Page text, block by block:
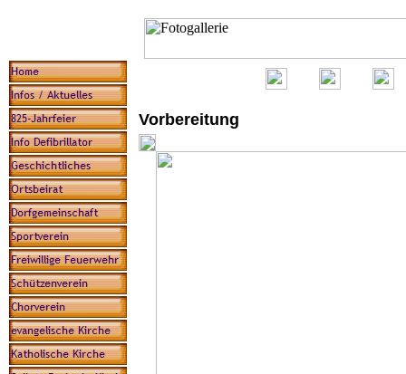
Vorbereitung